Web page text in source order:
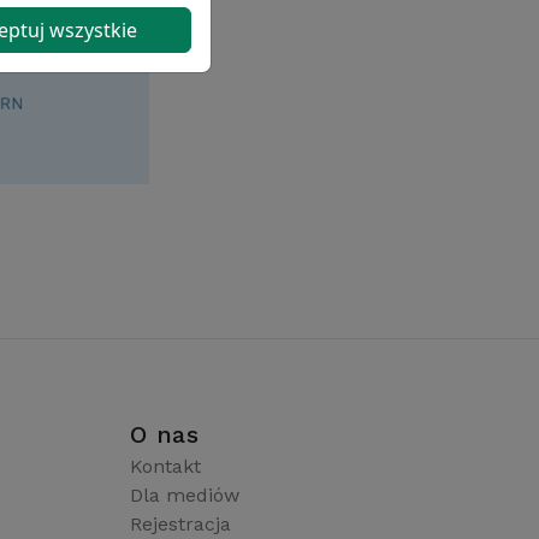
O nas
Kontakt
Dla mediów
Rejestracja
wszystkie